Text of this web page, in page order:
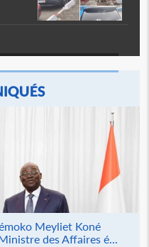
Meyliet Koné
des Affaires é...